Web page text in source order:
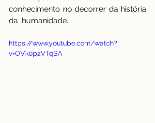
conhecimento no decorrer da história
da  humanidade.
https://www.youtube.com/watch?
v=OVk0pzVTqSA